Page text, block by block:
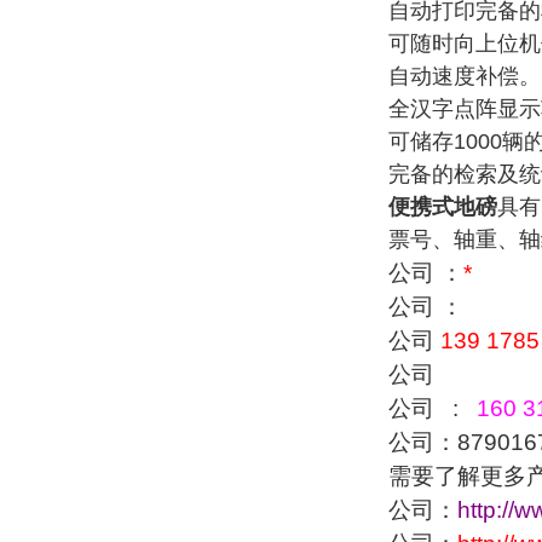
自动打印完备
可随时向上位
自动速度补偿。
全汉字点阵显
可储存1000辆
完备的检索及
便携式地磅具
票号、轴重、
公司 ： *
公司 ：
公司 139
公司
公司 : 160
公司：
需要了解更多
公司： http://